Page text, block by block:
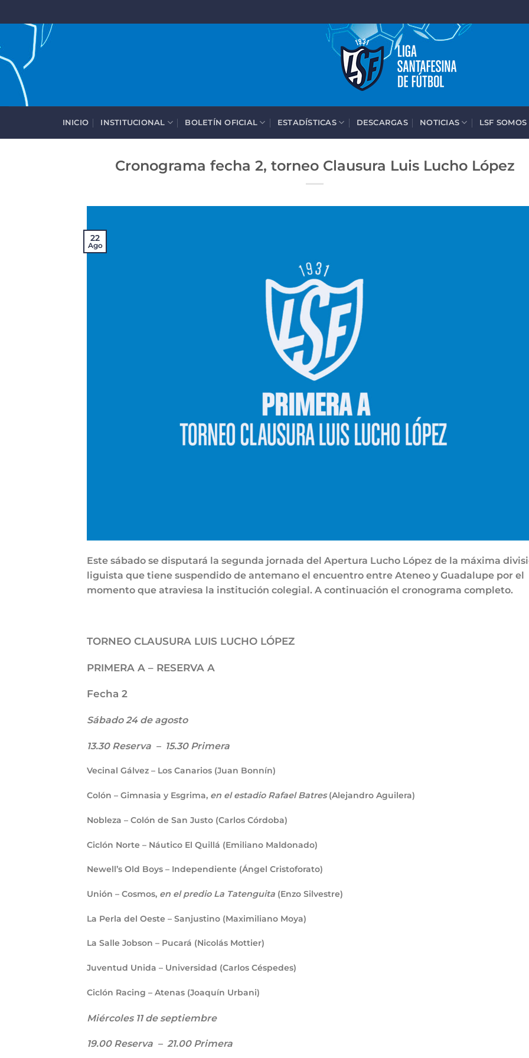
contenido
INICIO INSTITUCIONAL BOLETÍN OFICIAL ESTADÍSTICAS DESCARGAS NOTICIAS LSF
Cronograma fecha 2, torneo Clausura Luis Lucho López
22
Ago
Este sábado se disputará la segunda jornada del Apertura Lucho López de la máxima
liguista que tiene suspendido de antemano el encuentro entre Ateneo y Guadalupe por el
momento que atraviesa la institución colegial. A continuación el cronograma completo.
TORNEO CLAUSURA LUIS LUCHO LÓPEZ
PRIMERA A – RESERVA A
Fecha 2
Sábado 24 de agosto
13.30 Reserva – 15.30 Primera
Vecinal Gálvez – Los Canarios (Juan Bonnín)
Colón – Gimnasia y Esgrima, en el estadio Rafael Batres (Alejandro Aguilera)
Nobleza – Colón de San Justo (Carlos Córdoba)
Ciclón Norte – Náutico El Quillá (Emiliano Maldonado)
Newell’s Old Boys – Independiente (Ángel Cristoforato)
Unión – Cosmos, en el predio La Tatenguita (Enzo Silvestre)
La Perla del Oeste – Sanjustino (Maximiliano Moya)
La Salle Jobson – Pucará (Nicolás Mottier)
Juventud Unida – Universidad (Carlos Céspedes)
Ciclón Racing – Atenas (Joaquín Urbani)
Miércoles 11 de septiembre
19.00 Reserva – 21.00 Primera